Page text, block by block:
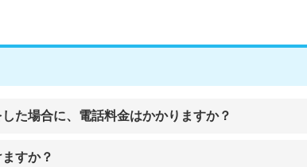
た場合に、電話料金はかかりますか？
すか？